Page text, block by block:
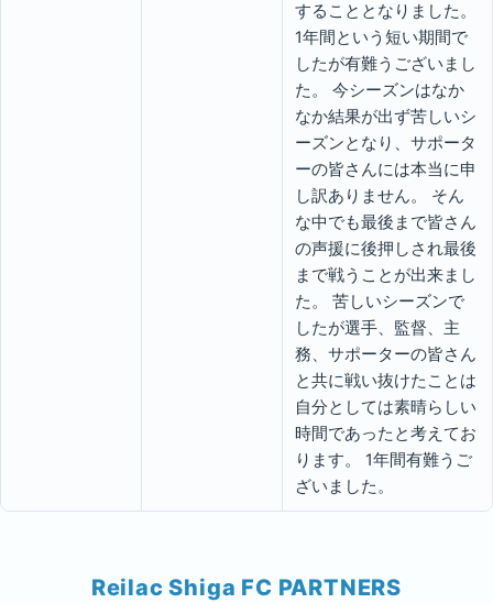
することとなりました。
1年間という短い期間で
したが有難うございまし
た。 今シーズンはなか
なか結果が出ず苦しいシ
ーズンとなり、サポータ
ーの皆さんには本当に申
し訳ありません。 そん
な中でも最後まで皆さん
の声援に後押しされ最後
まで戦うことが出来まし
た。 苦しいシーズンで
したが選手、監督、主
務、サポーターの皆さん
と共に戦い抜けたことは
自分としては素晴らしい
時間であったと考えてお
ります。 1年間有難うご
ざいました。
Reilac Shiga FC PARTNERS